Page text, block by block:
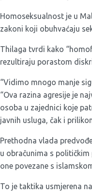
Homoseksualnost je u
zakoni koji obuhvaćaju
Thilaga tvrdi kako
rezultiraju porastom
“Vidimo mnogo manje
“Ova razina agresije je
osoba u zajednici koje
javnih usluga, čak i
Prethodna vlada
u obračunima s
one povezane s
To je taktika usmjerena